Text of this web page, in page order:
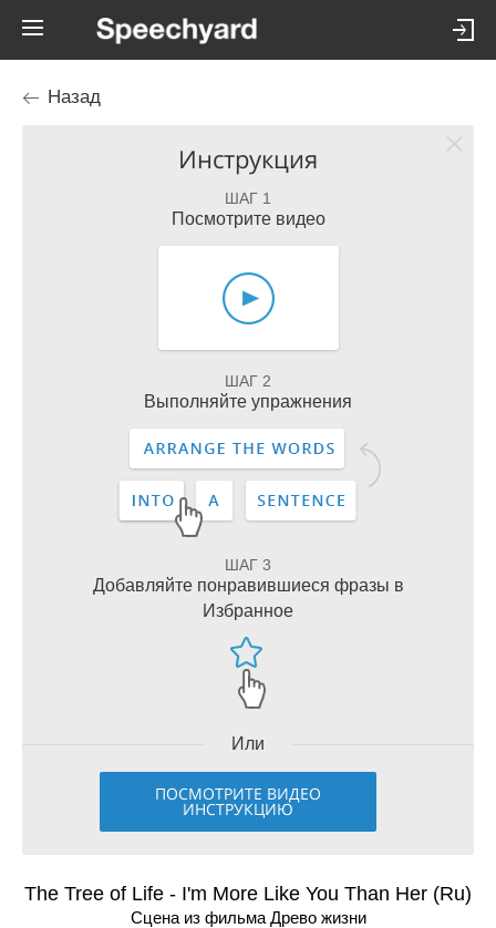
Назад
Инструкция
ШАГ 1
Посмотрите видео
ШАГ 2
Выполняйте упражнения
ШАГ 3
Добавляйте понравившиеся фразы в
Избранное
Или
ПОСМОТРИТЕ ВИДЕО
ИНСТРУКЦИЮ
The Tree of Life - I'm More Like You Than Her (Ru)
Сцена из фильма Древо жизни